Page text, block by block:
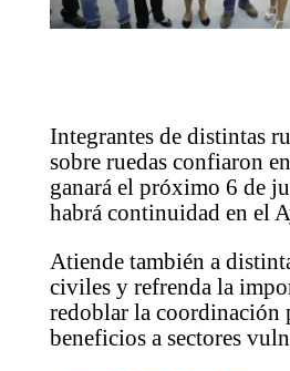
Integrantes de distintas
sobre ruedas confiaron
ganará el próximo 6 de
habrá continuidad en el
Atiende también a
civiles y refrenda la
redoblar la coordinación
beneficios a sectores